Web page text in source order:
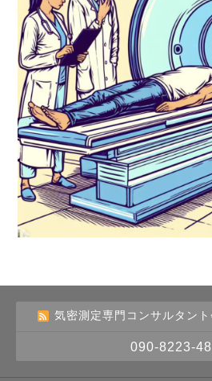
気密測定専門コンサルタン
090-8223-